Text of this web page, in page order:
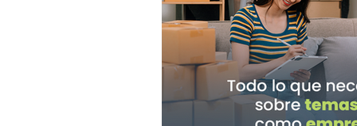
Cierre fiscal Aguinaldo
Declaración anual